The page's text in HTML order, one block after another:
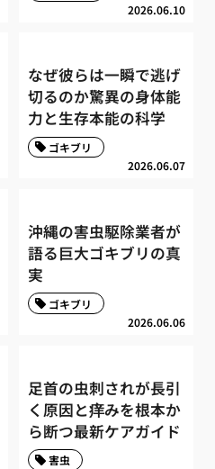
2026.06.10
なぜ彼らは一瞬で逃げ
切るのか驚異の身体能
力と生存本能の科学
2026.06.07
ゴキブリ
沖縄の害虫駆除業者が
語る巨大ゴキブリの真
実
2026.06.06
ゴキブリ
足首の虫刺されが長引
く原因と痒みを根本か
ら断つ最新ケアガイド
害虫